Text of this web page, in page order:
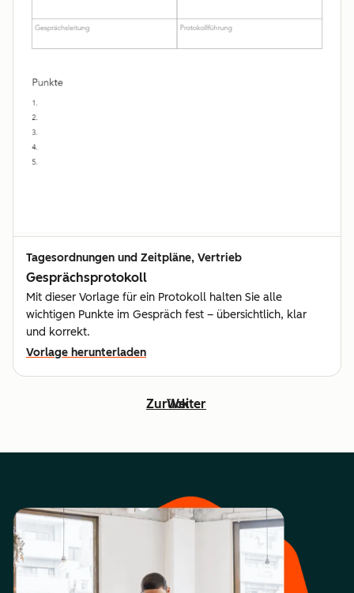
Tagesordnungen und Zeitpläne, Vertrieb
Gesprächsprotokoll
Mit dieser Vorlage für ein Protokoll halten Sie alle
wichtigen Punkte im Gespräch fest – übersichtlich, klar
und korrekt.
Vorlage herunterladen
Zurück
Weiter